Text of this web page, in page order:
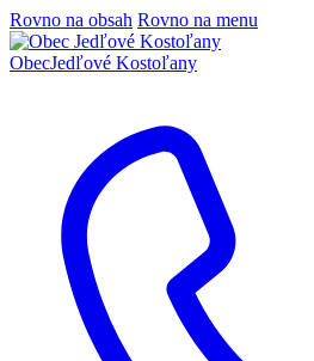
Rovno na obsah Rovno na menu
ObecJedľové Kostoľany